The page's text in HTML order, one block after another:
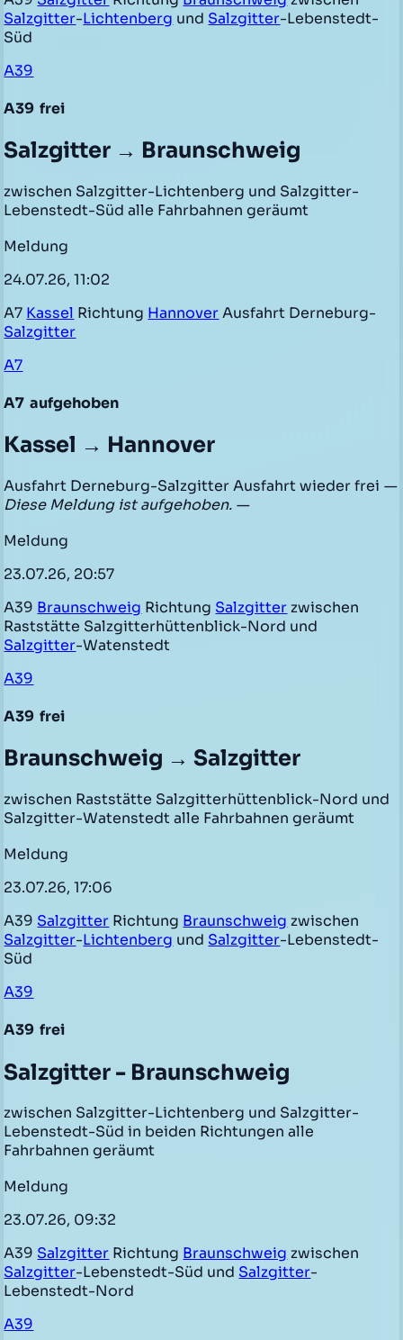
Salzgitter-Lichtenberg und Salzgitter-Lebenstedt-
Süd
A39
A39 frei
Salzgitter → Braunschweig
zwischen Salzgitter-Lichtenberg und Salzgitter-
Lebenstedt-Süd alle Fahrbahnen geräumt
Meldung
24.07.26, 11:02
A7 Kassel Richtung HannoverAusfahrt Derneburg-
Salzgitter
A7
A7 aufgehoben
Kassel → Hannover
Ausfahrt Derneburg-Salzgitter Ausfahrt wieder frei —
Diese Meldung ist aufgehoben. —
Meldung
23.07.26, 20:57
A39 Braunschweig Richtung Salzgitter zwischen
Raststätte Salzgitterhüttenblick-Nord und
Salzgitter-Watenstedt
A39
A39 frei
Braunschweig → Salzgitter
zwischen Raststätte Salzgitterhüttenblick-Nord und
Salzgitter-Watenstedt alle Fahrbahnen geräumt
Meldung
23.07.26, 17:06
A39 Salzgitter Richtung Braunschweig zwischen
Salzgitter-Lichtenberg und Salzgitter-Lebenstedt-
Süd
A39
A39 frei
Salzgitter - Braunschweig
zwischen Salzgitter-Lichtenberg und Salzgitter-
Lebenstedt-Süd in beiden Richtungen alle
Fahrbahnen geräumt
Meldung
23.07.26, 09:32
A39 Salzgitter Richtung Braunschweig zwischen
Salzgitter-Lebenstedt-Süd und Salzgitter-
Lebenstedt-Nord
A39